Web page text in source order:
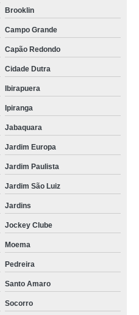
Brooklin
Campo Grande
Capão Redondo
Cidade Dutra
Ibirapuera
Ipiranga
Jabaquara
Jardim Europa
Jardim Paulista
Jardim São Luiz
Jardins
Jockey Clube
Moema
Pedreira
Santo Amaro
Socorro